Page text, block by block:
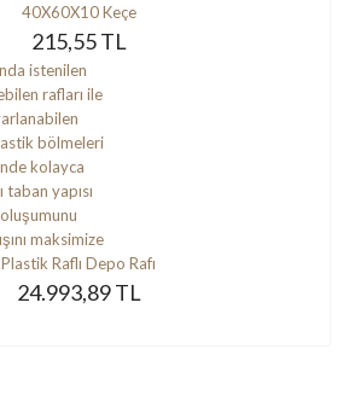
40X60X10 Keçe
215,55 TL
Plastik Raflı Depo Rafı
24.993,89 TL